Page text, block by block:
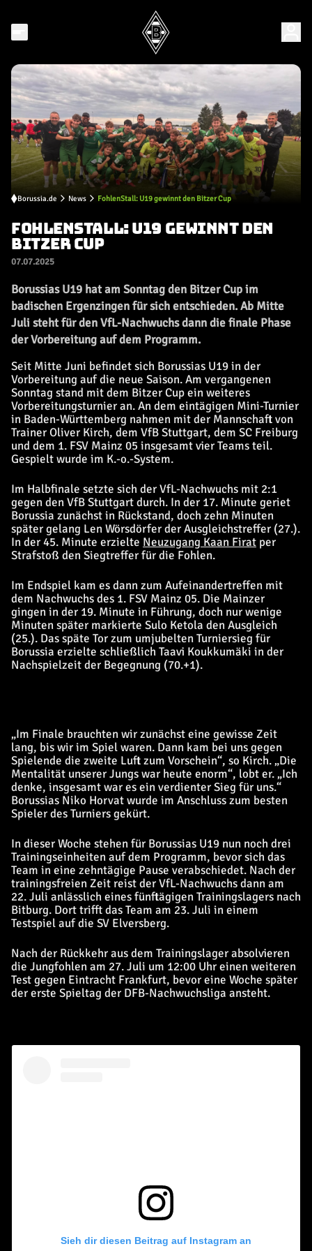
Borussia.de News FohlenStall: U19 gewinnt den Bitzer Cup
FOHLENSTALL: U19 GEWINNT DEN
BITZER CUP
07.07.2025
Borussias U19 hat am Sonntag den Bitzer Cup im
badischen Ergenzingen für sich entschieden. Ab Mitte
Juli steht für den VfL-Nachwuchs dann die finale Phase
der Vorbereitung auf dem Programm.
Seit Mitte Juni befindet sich Borussias U19 in der
Vorbereitung auf die neue Saison. Am vergangenen
Sonntag stand mit dem Bitzer Cup ein weiteres
Vorbereitungsturnier an. An dem eintägigen Mini-Turnier
in Baden-Württemberg nahmen mit der Mannschaft von
Trainer Oliver Kirch, dem VfB Stuttgart, dem SC Freiburg
und dem 1. FSV Mainz 05 insgesamt vier Teams teil.
Gespielt wurde im K.-o.-System.
Im Halbfinale setzte sich der VfL-Nachwuchs mit 2:1
gegen den VfB Stuttgart durch. In der 17. Minute geriet
Borussia zunächst in Rückstand, doch zehn Minuten
später gelang Len Wörsdörfer der Ausgleichstreffer (27.).
In der 45. Minute erzielte Neuzugang Kaan Firat per
Strafstoß den Siegtreffer für die Fohlen.
Im Endspiel kam es dann zum Aufeinandertreffen mit
dem Nachwuchs des 1. FSV Mainz 05. Die Mainzer
gingen in der 19. Minute in Führung, doch nur wenige
Minuten später markierte Sulo Ketola den Ausgleich
(25.). Das späte Tor zum umjubelten Turniersieg für
Borussia erzielte schließlich Taavi Koukkumäki in der
Nachspielzeit der Begegnung (70.+1).
„Im Finale brauchten wir zunächst eine gewisse Zeit
lang, bis wir im Spiel waren. Dann kam bei uns gegen
Spielende die zweite Luft zum Vorschein“, so Kirch. „Die
Mentalität unserer Jungs war heute enorm“, lobt er. „Ich
denke, insgesamt war es ein verdienter Sieg für uns.“
Borussias Niko Horvat wurde im Anschluss zum besten
Spieler des Turniers gekürt.
In dieser Woche stehen für Borussias U19 nun noch drei
Trainingseinheiten auf dem Programm, bevor sich das
Team in eine zehntägige Pause verabschiedet. Nach der
trainingsfreien Zeit reist der VfL-Nachwuchs dann am
22. Juli anlässlich eines fünftägigen Trainingslagers nach
Bitburg. Dort trifft das Team am 23. Juli in einem
Testspiel auf die SV Elversberg.
Nach der Rückkehr aus dem Trainingslager absolvieren
die Jungfohlen am 27. Juli um 12:00 Uhr einen weiteren
Test gegen Eintracht Frankfurt, bevor eine Woche später
der erste Spieltag der DFB-Nachwuchsliga ansteht.
Sieh dir diesen Beitrag auf Instagram an